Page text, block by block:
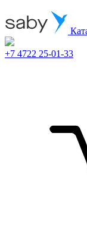
+7 4722 25-01-33